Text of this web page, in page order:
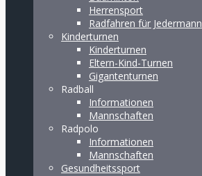
Herrensport
Radfahren für Jedermann
Kinderturnen
Kinderturnen
Eltern-Kind-Turnen
Gigantenturnen
Radball
Informationen
Mannschaften
Radpolo
Informationen
Mannschaften
Gesundheitssport